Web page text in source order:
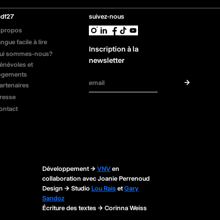
propos
facile à lire
sommes-nous?
et
suivez-nous
Inscription à la
newsletter
Adresse email
→
Développement → VNV en
collaboration avec Joanie Perrenoud
Design → Studio Lou Rais etGary
Sandoz
Écriture des textes → Corinna Weiss